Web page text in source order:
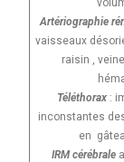
Artériographie
vaisseaux
raisin ,
Téléthorax :
inconstantes
en
IRM cérébrale